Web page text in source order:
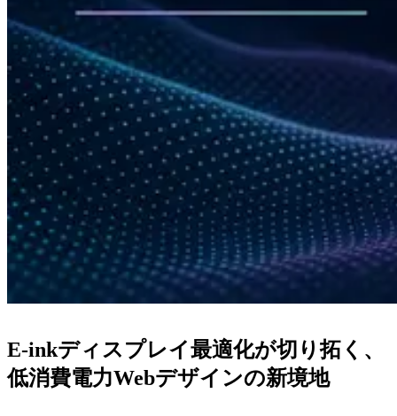
E-inkディスプレイ最適化が切り拓く、
低消費電力Webデザインの新境地